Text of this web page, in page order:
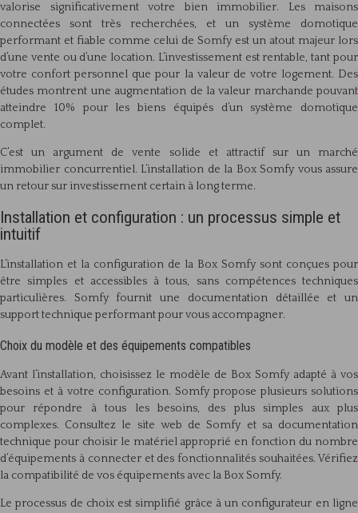
valorise significativement votre bien immobilier. Les maisons
connectées sont très recherchées, et un système domotique
performant et fiable comme celui de Somfy est un atout majeur lors
d’une vente ou d’une location. L’investissement est rentable, tant pour
votre confort personnel que pour la valeur de votre logement. Des
études montrent une augmentation de la valeur marchande pouvant
atteindre 10% pour les biens équipés d’un système domotique
complet.
C’est un argument de vente solide et attractif sur un marché
immobilier concurrentiel. L’installation de la Box Somfy vous assure
un retour sur investissement certain à long terme.
Installation et configuration : un processus simple et
intuitif
L’installation et la configuration de la Box Somfy sont conçues pour
être simples et accessibles à tous, sans compétences techniques
particulières. Somfy fournit une documentation détaillée et un
support technique performant pour vous accompagner.
Choix du modèle et des équipements compatibles
Avant l’installation, choisissez le modèle de Box Somfy adapté à vos
besoins et à votre configuration. Somfy propose plusieurs solutions
pour répondre à tous les besoins, des plus simples aux plus
complexes. Consultez le site web de Somfy et sa documentation
technique pour choisir le matériel approprié en fonction du nombre
d’équipements à connecter et des fonctionnalités souhaitées. Vérifiez
la compatibilité de vos équipements avec la Box Somfy.
Le processus de choix est simplifié grâce à un configurateur en ligne